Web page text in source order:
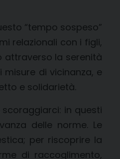
“tempo sospeso”
relazionali con i figli,
attraverso la serenità
di vicinanza, e
e solidarietà.
in questi
delle norme. Le
per riscoprire la
di raccoglimento,